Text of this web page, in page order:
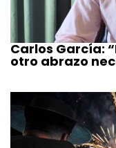
Carlos García:
otro abrazo